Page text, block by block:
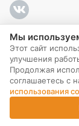
ИНТЕРНЕТ-
ПОДПИСКА НА
Мы
Этот сайт
улучшения
Продолжая
соглашаетесь с
использования